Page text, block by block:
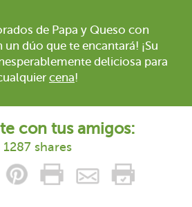
de Papa y Queso con
dúo que te encantará! ¡Su
deliciosa para
cena!
con tus amigos:
1287 shares